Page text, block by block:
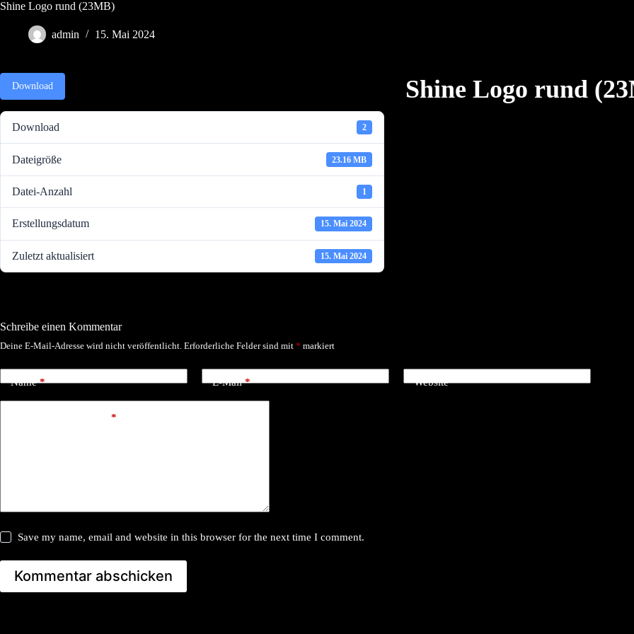
Zum
springen
Shine Logo rund (23MB)
admin 15. Mai 2024
Download
Download 2
Dateigröße 23.16 MB
Datei-Anzahl 1
Erstellungsdatum 15. Mai 2024
Zuletzt aktualisiert 15. Mai 2024
Shine Logo rund
Schreibe einen Kommentar
Deine E-Mail-Adresse wird nicht veröffentlicht. Erforderliche Felder sind mit * markiert
Name* E-Mail* Website
*
Save my name, email and website in this browser for the next time I comment.
Kommentar abschicken